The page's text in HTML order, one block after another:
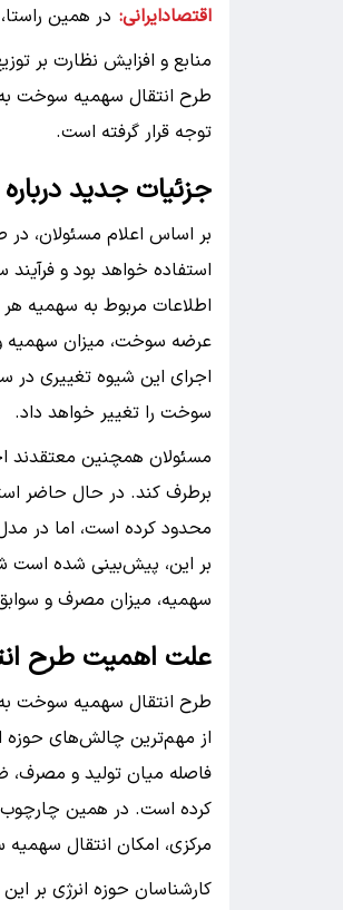
اقتصادایرانی: در همین
منابع و افزایش نظارت بر
طرح انتقال سهمیه سوخت به
توجه قرار گرفته است.
جزئیات جدید
بر اساس اعلام مسئولان،
استفاده خواهد بود و
اطلاعات مربوط به سهمیه
عرضه سوخت، میزان سهمیه و
اجرای این شیوه تغییری در
سوخت را تغییر خواهد داد.
مسئولان همچنین معتقدند
برطرف کند. در حال حاضر
محدود کرده است، اما در
بر این، پیش‌بینی شده است
سهمیه، میزان مصرف و
علت اهمیت طرح
طرح انتقال سهمیه سوخت به
از مهم‌ترین چالش‌های
فاصله میان تولید و مصرف،
مرکزی، امکان انتقال
کارشناسان حوزه انرژی بر